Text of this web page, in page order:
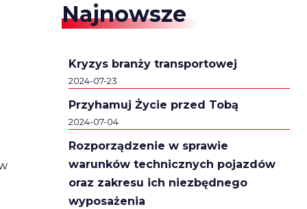
Najnowsze
Kryzys branży transportowej
2024-07-23
Przyhamuj Życie przed Tobą
2024-07-04
Rozporządzenie w sprawie
warunków technicznych pojazdów
oraz zakresu ich niezbędnego
wyposażenia